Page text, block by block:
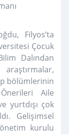
Filyos’ta
Çocuk
Dalından
bölümlerinin
Aile
yurtdışı çok
Gelişimsel
kurulu